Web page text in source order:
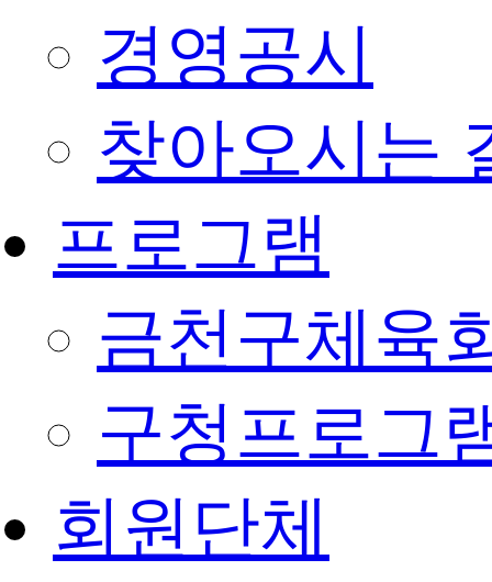
경영공시
찾아오시는
프로그램
금천구체육
구청프로그
회원단체